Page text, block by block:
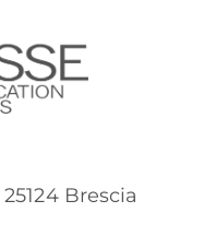
Brescia